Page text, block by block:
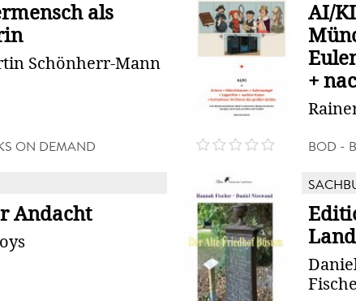
als
Schönherr-Mann
ON DEMAND
AI/
+
BOD -
Andacht